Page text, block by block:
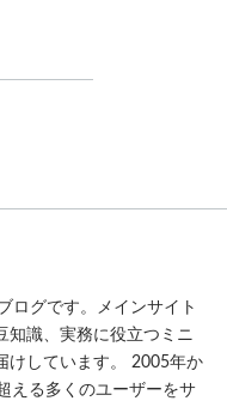
ログです。メインサイト
知識、実務に役立つミニ
けしています。 2005年か
える多くのユーザーをサ